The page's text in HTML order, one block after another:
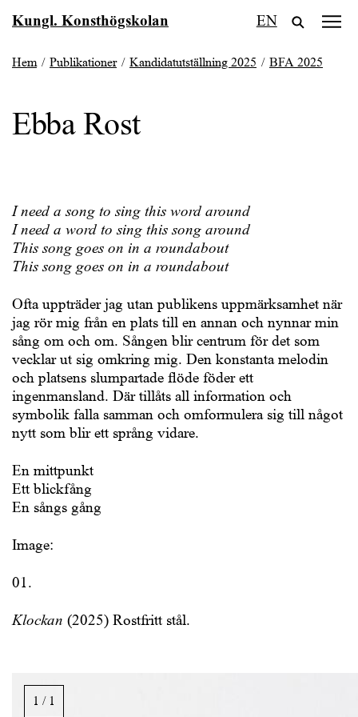
tillKungl. Konsthögskolan EN
Hem/ Publikationer/ Kandidatutställning 2025 / BFA 2025
Ebba Rost
I need a song to sing this word around
I need a word to sing this song around
This song goes on in a roundabout
This song goes on in a roundabout
Ofta uppträder jag utan publikens uppmärksamhet när
jag rör mig från en plats till en annan och nynnar min
sång om och om. Sången blir centrum för det som
vecklar ut sig omkring mig. Den konstanta melodin
och platsens slumpartade flöde föder ett
ingenmansland. Där tillåts all information och
symbolik falla samman och omformulera sig till något
nytt som blir ett språng vidare.
En mittpunkt
Ett blickfång
En sångs gång
Image:
01.
Klockan (2025) Rostfritt stål.
Bildgalleri,
1 / 1